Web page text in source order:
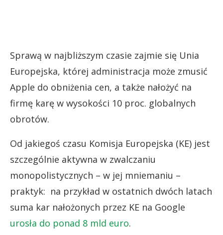
Sprawą w najbliższym czasie zajmie się Unia
Europejska, której administracja może zmusić
Apple do obniżenia cen, a także nałożyć na
firmę karę w wysokości 10 proc. globalnych
obrotów.
Od jakiegoś czasu Komisja Europejska (KE) jest
szczególnie aktywna w zwalczaniu
monopolistycznych – w jej mniemaniu –
praktyk: na przykład w ostatnich dwóch latach
suma kar nałożonych przez KE na Google
urosła do ponad 8 mld euro.